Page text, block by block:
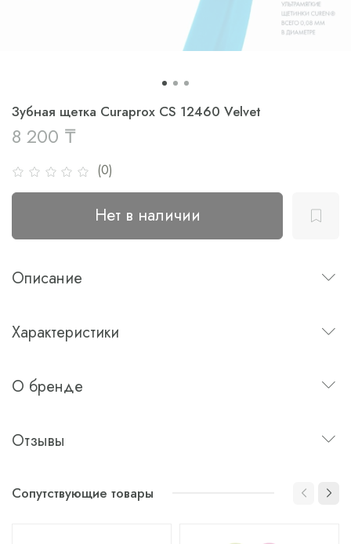
(0)
Зубная щетка Curaprox CS 12460 Velvet
8 200 ₸
Нет в наличии
Описание
Характеристики
О бренде
Отзывы
Сопутствующие товары